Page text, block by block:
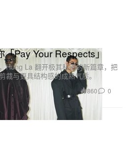
Pay Your Respects」
Hung La 翻开极其私密的新篇章，把
裁与更具结构感的成熟气质。
860 0